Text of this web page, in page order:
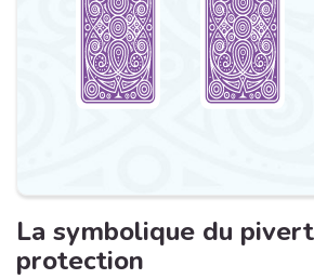
La symbolique du
protection